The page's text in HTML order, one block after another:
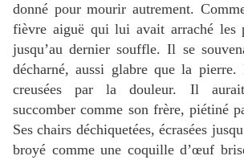
donné pour mourir autrement.
fièvre aiguë qui lui avait arraché les
jusqu’au dernier souffle.Il se
décharné, aussi glabre que la pierre.
creusées par la douleur. Il
succomber comme son frère, piétiné
Ses chairs déchiquetées, écrasées
broyé comme une coquille d’œuf